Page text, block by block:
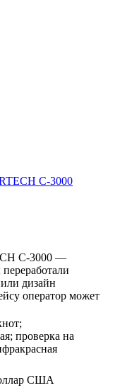
C-3000
C-3000 —
дизайн
оператор может
проверка на
США